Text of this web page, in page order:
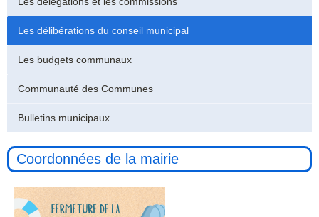
Les délibérations du conseil municipal
Les budgets communaux
Communauté des Communes
Bulletins municipaux
Coordonnées de la mairie